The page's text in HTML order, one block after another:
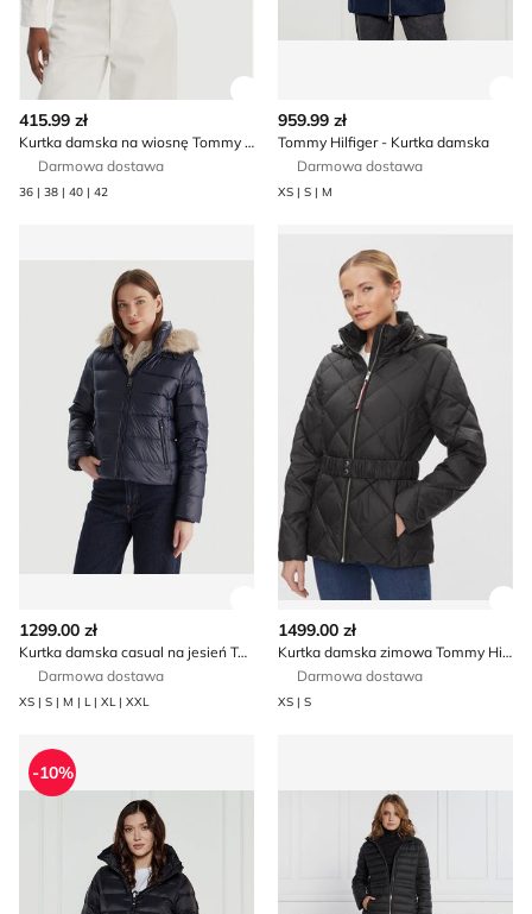
415.99 zł
Kurtka damska na wiosnę Tommy Hilfiger
Darmowa dostawa
36 | 38 | 40 | 42
959.99 zł
Tommy Hilfiger - Kurtka damska
Darmowa dostawa
XS | S | M
1299.00 zł
Kurtka damska casual na jesień Tommy Hilfiger
Darmowa dostawa
XS | S | M | L | XL | XXL
1499.00 zł
Kurtka damska zimowa Tommy Hilfiger
Darmowa dostawa
XS | S
Tommy Hilfiger - Kurtka damska casual
-10%